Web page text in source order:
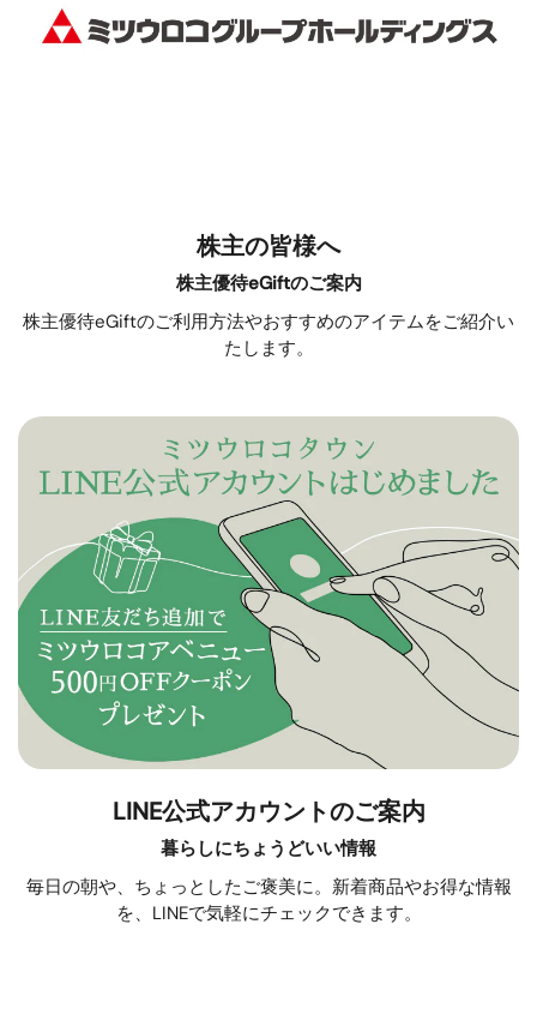
株主の皆様へ
株主優待eGiftのご案内
株主優待eGiftのご利用方法やおすすめのアイテムをご紹介い
たします。
LINE公式アカウントのご案内
暮らしにちょうどいい情報
毎日の朝や、ちょっとしたご褒美に。新着商品やお得な情報
を、LINEで気軽にチェックできます。